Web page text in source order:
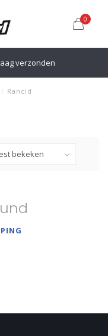
0
verzonden
/ Rancid